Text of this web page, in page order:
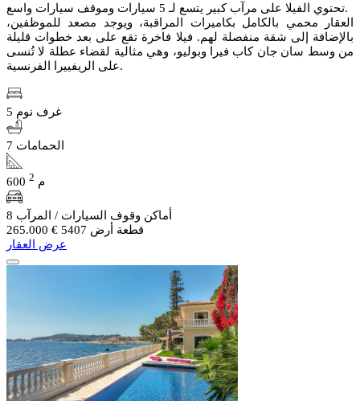
تحتوي الفيلا على مرآب كبير يتسع لـ 5 سيارات وموقف سيارات واسع.
العقار محمي بالكامل بكاميرات المراقبة، ويوجد مصعد للموظفين،
بالإضافة إلى شقة منفصلة لهم. فيلا فاخرة تقع على بعد خطوات قليلة
من وسط سان جان كاب فيرا وبوليو، وهي مثالية لقضاء عطلة لا تُنسى
على الريفييرا الفرنسية.
5 غرف نوم
7 الحمامات
600 م 2
8 أماكن وقوف السيارات / المرآب
قطعة أرض 5407
€ 265.000
عرض العقار